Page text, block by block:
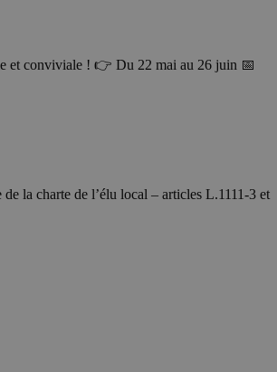
et conviviale ! 👉 Du 22 mai au 26 juin 📅
la charte de l’élu local – articles L.1111-3 et